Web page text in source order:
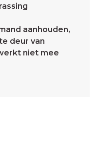
aanhouden,
deur van
niet mee